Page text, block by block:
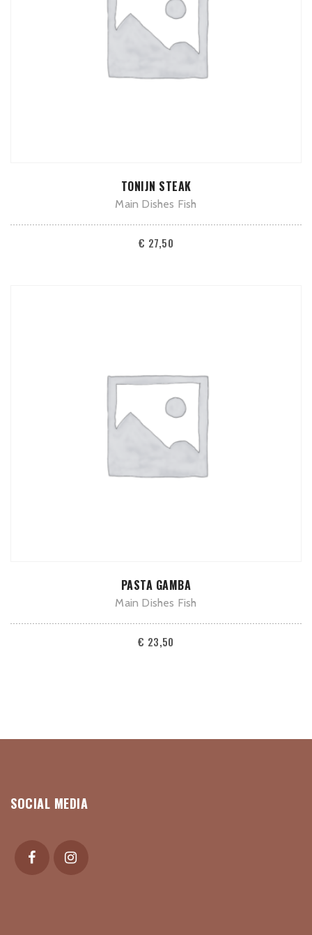
TOEVOEGEN AAN WINKELWAGEN
TONIJN STEAK
Main Dishes Fish
€ 27,50
TOEVOEGEN AAN WINKELWAGEN
PASTA GAMBA
Main Dishes Fish
€ 23,50
SOCIAL MEDIA